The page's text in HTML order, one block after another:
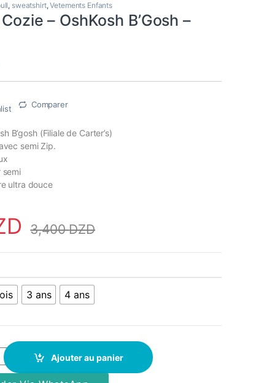
, sweatshirt,Vetements Enfants
– OshKosh B’Gosh –
Comparer
B’gosh (Filiale de Carter’s)
semi Zip.
semi
ultra douce
3,400DZD
3 ans 4 ans
B'Gosh - Bleu_Noir quantity
Ajouter au panier